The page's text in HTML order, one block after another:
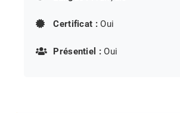
Certificat :Oui
Présentiel :Oui